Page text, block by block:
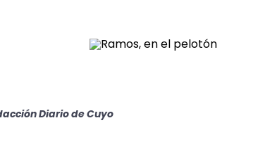
Diario de Cuyo